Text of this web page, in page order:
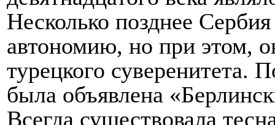
Несколько позднее
автономию, но при этом,
турецкого суверенитета.
была объявлена
Всегда существовала